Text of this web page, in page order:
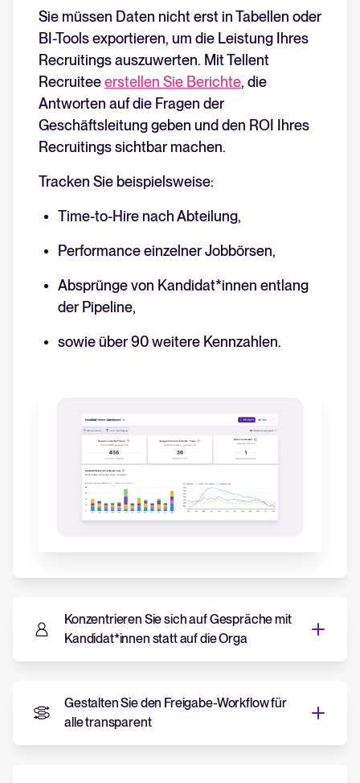
Sie müssen Daten nicht erst in Tabellen oder
BI-Tools exportieren, um die Leistung Ihres
Recruitings auszuwerten. Mit Tellent
Recruiteeerstellen Sie Berichte, die
Antworten auf die Fragen der
Geschäftsleitung geben und den ROI Ihres
Recruitings sichtbar machen.
Tracken Sie beispielsweise:
Time-to-Hire nach Abteilung,
Performance einzelner Jobbörsen,
Absprünge von Kandidat*innen entlang
der Pipeline,
sowie über 90 weitere Kennzahlen.
Konzentrieren Sie sich auf Gespräche mit
Kandidat*innen statt auf die Orga
Gestalten Sie den Freigabe-Workflow für
alle transparent